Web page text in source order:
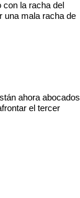
con la racha del
una mala racha de
ahora abocados
el tercer